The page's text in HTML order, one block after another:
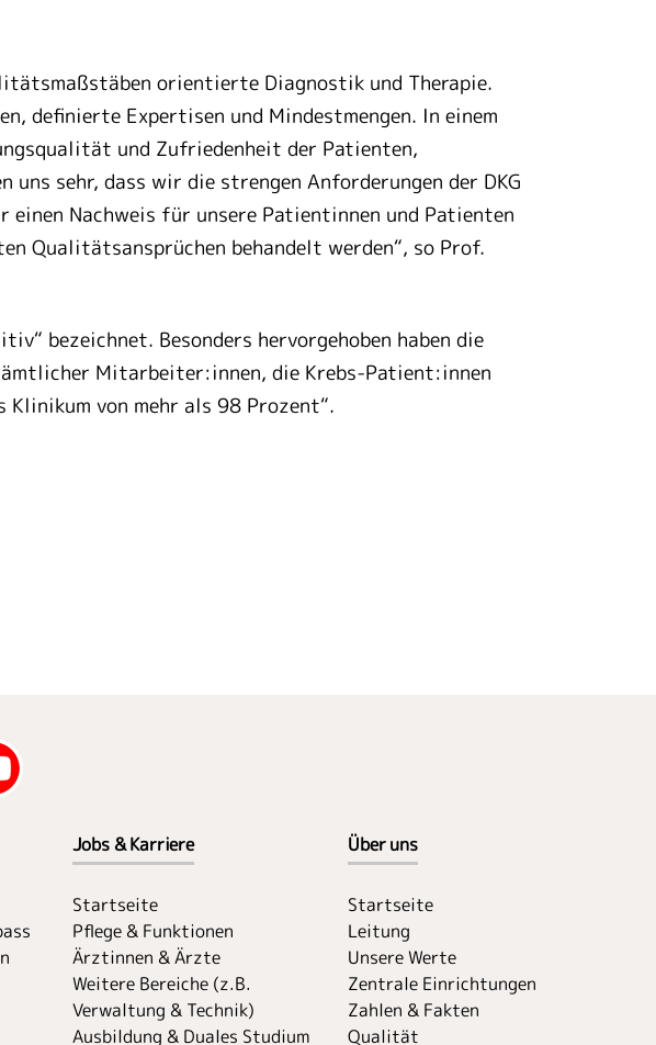
orientierte Diagnostik und Therapie.
definierte Expertisen und Mindestmengen. In einem
und Zufriedenheit der Patienten,
sehr, dass wir die strengen Anforderungen der DKG
Nachweis für unsere Patientinnen und Patienten
Qualitätsansprüchen behandelt werden“, so Prof.
bezeichnet. Besonders hervorgehoben haben die
Mitarbeiter:innen, die Krebs-Patient:innen
Klinikum von mehr als 98 Prozent“.
Jobs & Karriere
Startseite
Pflege & Funktionen
Ärztinnen & Ärzte
Weitere Bereiche (z.B.
Verwaltung & Technik)
Ausbildung & Duales Studium
Über uns
Startseite
Leitung
Unsere Werte
Zentrale Einrichtungen
Zahlen & Fakten
Qualität